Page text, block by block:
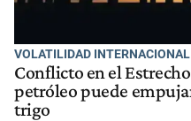
VOLATILIDAD INTERNACIONAL
Conflicto en el
petróleo puede
trigo